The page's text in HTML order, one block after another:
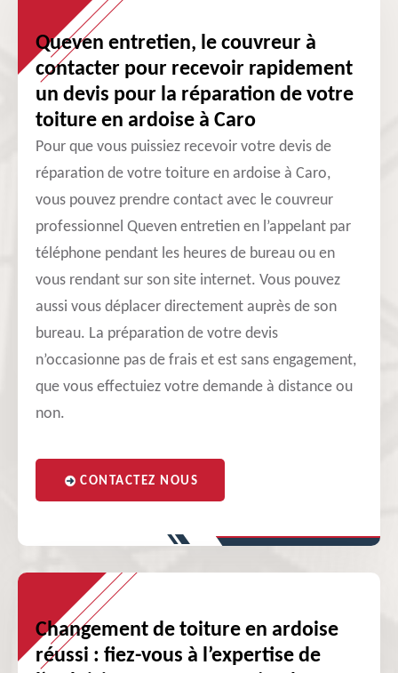
Queven entretien, le couvreur à
contacter pour recevoir rapidement
un devis pour la réparation de votre
toiture en ardoise à Caro
Pour que vous puissiez recevoir votre devis de
réparation de votre toiture en ardoise à Caro,
vous pouvez prendre contact avec le couvreur
professionnel Queven entretien en l’appelant par
téléphone pendant les heures de bureau ou en
vous rendant sur son site internet. Vous pouvez
aussi vous déplacer directement auprès de son
bureau. La préparation de votre devis
n’occasionne pas de frais et est sans engagement,
que vous effectuiez votre demande à distance ou
non.
CONTACTEZ NOUS
Changement de toiture en ardoise
réussi : fiez-vous à l’expertise de